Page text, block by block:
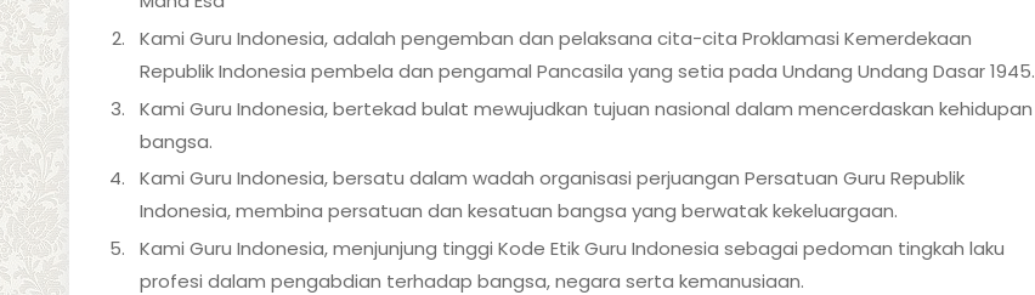
Kami Guru Indonesia, adalah pengemban dan pelaksana cita-cita Proklamasi Kemerdekaan
Republik Indonesia pembela dan pengamal Pancasila yang setia pada Undang Undang Dasar 1945.
Kami Guru Indonesia, bertekad bulat mewujudkan tujuan nasional dalam mencerdaskan kehidupan
bangsa.
Kami Guru Indonesia, bersatu dalam wadah organisasi perjuangan Persatuan Guru Republik
Indonesia, membina persatuan dan kesatuan bangsa yang berwatak kekeluargaan.
Kami Guru Indonesia, menjunjung tinggi Kode Etik Guru Indonesia sebagai pedoman tingkah laku
profesi dalam pengabdian terhadap bangsa, negara serta kemanusiaan.